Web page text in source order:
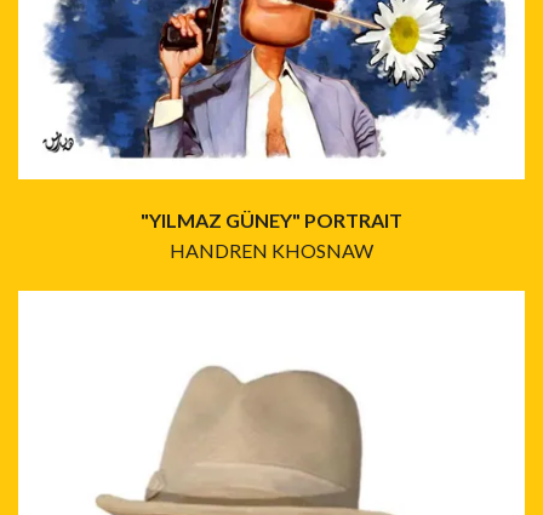
"YILMAZ GÜNEY" PORTRAIT
HANDREN KHOSNAW